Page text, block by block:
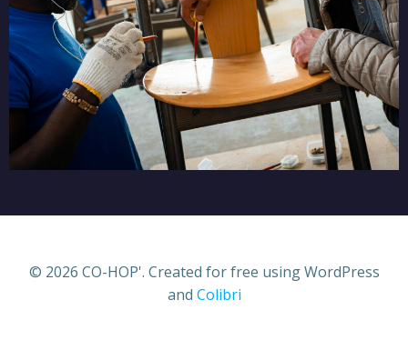
© 2026 CO-HOP'. Created for free using WordPress
and Colibri